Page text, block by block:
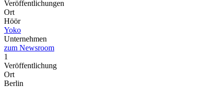
Veröffentlichungen
Ort
Höör
Yoko
Unternehmen
zum Newsroom
1
Veröffentlichung
Ort
Berlin